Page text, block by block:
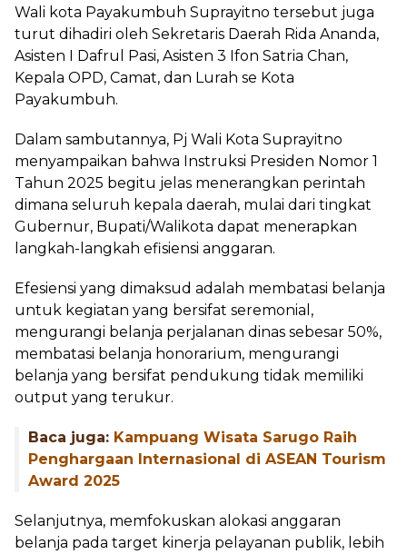
Wali kota Payakumbuh Suprayitno tersebut juga
turut dihadiri oleh Sekretaris Daerah Rida Ananda,
Asisten I Dafrul Pasi, Asisten 3 Ifon Satria Chan,
Kepala OPD, Camat, dan Lurah se Kota
Payakumbuh.
Dalam sambutannya, Pj Wali Kota Suprayitno
menyampaikan bahwa Instruksi Presiden Nomor 1
Tahun 2025 begitu jelas menerangkan perintah
dimana seluruh kepala daerah, mulai dari tingkat
Gubernur, Bupati/Walikota dapat menerapkan
langkah-langkah efisiensi anggaran.
Efesiensi yang dimaksud adalah membatasi belanja
untuk kegiatan yang bersifat seremonial,
mengurangi belanja perjalanan dinas sebesar 50%,
membatasi belanja honorarium, mengurangi
belanja yang bersifat pendukung tidak memiliki
output yang terukur.
Baca juga: Kampuang Wisata Sarugo Raih
Penghargaan Internasional di ASEAN Tourism
Award 2025
Selanjutnya, memfokuskan alokasi anggaran
belanja pada target kinerja pelayanan publik, lebih